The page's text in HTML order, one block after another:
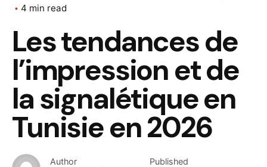
4 min read
Les tendances de
l’impression et de
la signalétique en
Tunisie en 2026
Author Published